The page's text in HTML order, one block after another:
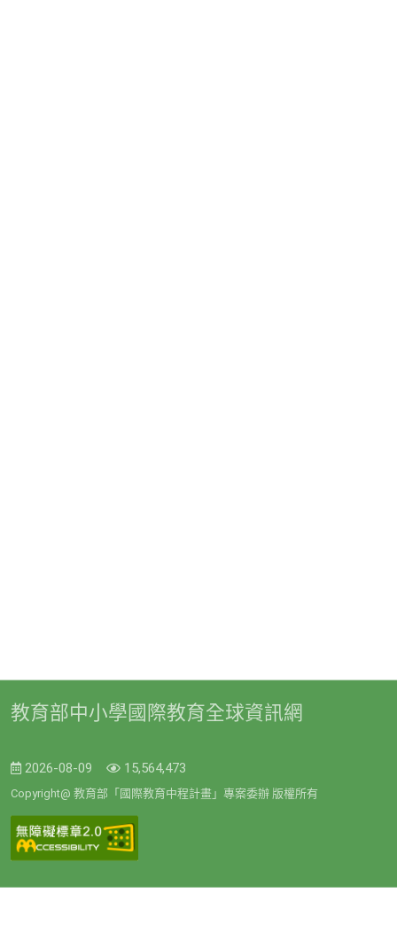
教育部中小學國際教育全球資訊網
2026-08-09 15,564,473
Copyright@ 教育部「國際教育中程計畫」專案委辦 版權所有